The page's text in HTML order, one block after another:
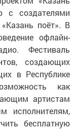
с создателями
поёт». В
офлайн-
Фестиваль
создающих
в Республике
как
артистам
исполнителям,
бесплатную